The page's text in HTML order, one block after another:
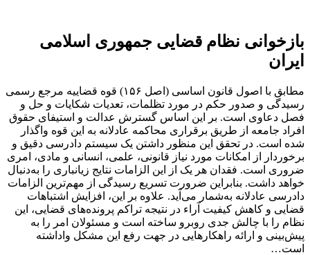
بازخوانی نظام قضایی جمهوری اسلامی
ایران
مطابق با اصول قانون اساسی (اصل ۱۵۶) قوه قضاییه مرجع رسمی
رسیدگی و صدور حکم در مورد تظلمات، تعدیات شکایات و حل و
فصل دعاوی است. بر این اساس گسترش عدالت و استیفای حقوق
افراد جامعه از طریق برقراری محاکمه عادلانه به این قوه واگذار
شده است. در تحقق این منظور داشتن یک سیستم دادرسی دقیق و
برخوردار از امکانات مورد نیاز قانونی، علمی، انسانی و مادی، امری
ضروری است. فقدان هر یک از این الزامات نتایج زیانباری را به‌دنبال
خواهد داشت. بنابراین ضرورت تسریع رسیدگی از مهم‌ترین الزامات
دادرسی عادلانه به‌شمار می‌آید. علاوه بر این، افزایش اشتباهات
قضایی و کاهش کیفیت آراء در نتیجه تراکم پرونده‌های قضایی، این
نظام را با چالش جدی روبرو ساخته است و مسئولان امر را به
پیش‌بینی و ارائه راهکارهایی در جهت رفع این مشکل واداشته
است…